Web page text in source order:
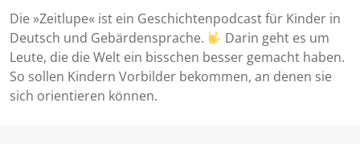
Die »Zeitlupe« ist ein Geschichtenpodcast für Kinder in
Deutsch und Gebärdensprache.
Darin geht es um
Leute, die die Welt ein bisschen besser gemacht haben.
So sollen Kindern Vorbilder bekommen, an denen sie
sich orientieren können.